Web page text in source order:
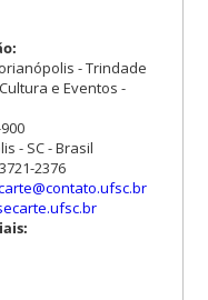
- Trindade
e Eventos -
- SC - Brasil
2376